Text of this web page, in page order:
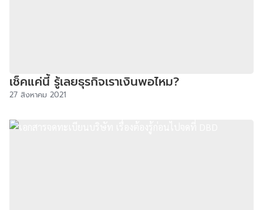
เช็คแค่นี้ รู้เลยธุรกิจเราเงินพอไหม?
27 สิงหาคม 2021